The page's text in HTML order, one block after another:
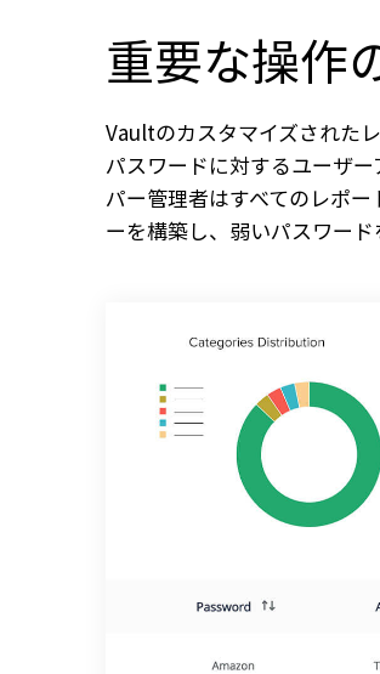
重要な操作
Vaultのカスタマイズされた
パスワードに対するユーザ
パー管理者はすべてのレポ
ーを構築し、弱いパスワード